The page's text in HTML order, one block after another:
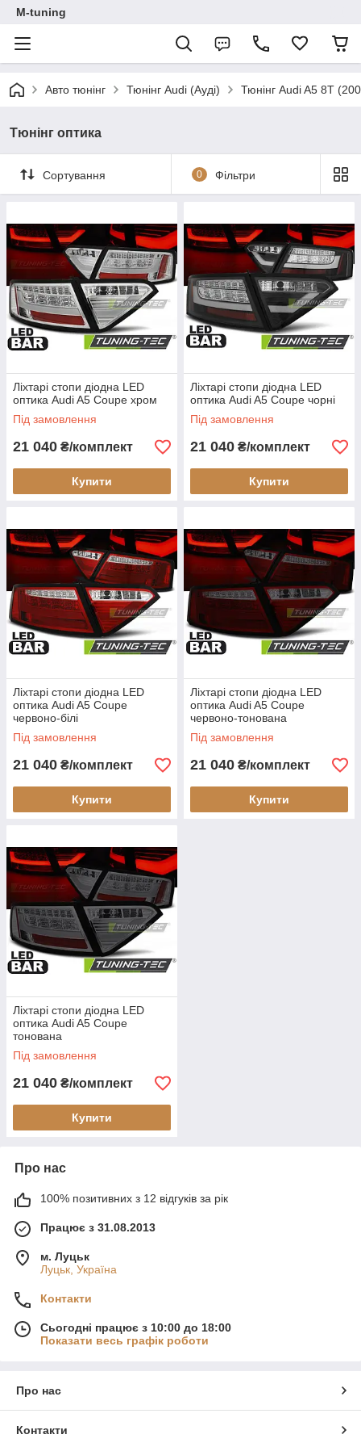
M-tuning
Авто тюнінг Тюнінг Audi (Ауді) Тюнінг Audi A5 8T
Тюнінг оптика
Сортування 0 Фільтри
Ліхтарі стопи діодна LED
оптика Audi A5 Coupe хром
Під замовлення
21 040 ₴/комплект
Купити
Ліхтарі стопи діодна LED
оптика Audi A5 Coupe чорні
Під замовлення
21 040 ₴/комплект
Купити
Ліхтарі стопи діодна LED
оптика Audi A5 Coupe
червоно-білі
Під замовлення
21 040 ₴/комплект
Купити
Ліхтарі стопи діодна LED
оптика Audi A5 Coupe
червоно-тонована
Під замовлення
21 040 ₴/комплект
Купити
Ліхтарі стопи діодна LED
оптика Audi A5 Coupe
тонована
Під замовлення
21 040 ₴/комплект
Купити
Про нас
100% позитивних з 12 відгуків за рік
Працює з 31.08.2013
м. Луцьк
Луцьк, Україна
Контакти
Сьогодні працює з 10:00 до 18:00
Показати весь графік роботи
Про нас
Контакти